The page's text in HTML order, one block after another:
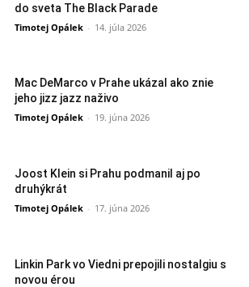
do sveta The Black Parade
Timotej Opálek - 14. júla 2026
Mac DeMarco v Prahe ukázal ako znie
jeho jizz jazz naživo
Timotej Opálek - 19. júna 2026
Joost Klein si Prahu podmanil aj po
druhýkrát
Timotej Opálek - 17. júna 2026
Linkin Park vo Viedni prepojili nostalgiu s
novou érou